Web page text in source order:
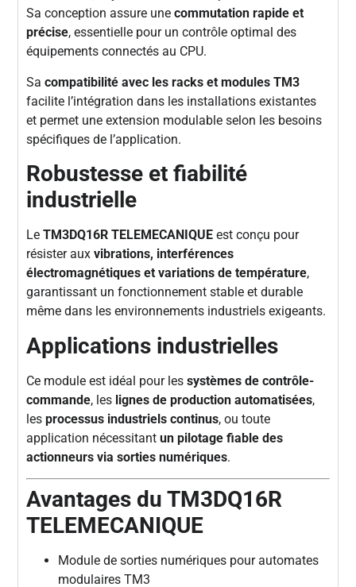
Sa conception assure unecommutation rapide et
précise, essentielle pour un contrôle optimal des
équipements connectés au CPU.
Sacompatibilité avec les racks et modules TM3
facilite l’intégration dans les installations existantes
et permet une extension modulable selon les besoins
spécifiques de l’application.
Robustesse et fiabilité
industrielle
LeTM3DQ16R TELEMECANIQUE est conçu pour
résister auxvibrations, interférences
électromagnétiques et variations de température,
garantissant un fonctionnement stable et durable
même dans les environnements industriels exigeants.
Applications industrielles
Ce module est idéal pour lessystèmes de contrôle-
commande, les lignes de production automatisées,
lesprocessus industriels continus, ou toute
application nécessitantun pilotage fiable des
actionneurs via sorties numériques.
Avantages du TM3DQ16R
TELEMECANIQUE
Module de sorties numériques pour automates
modulaires TM3